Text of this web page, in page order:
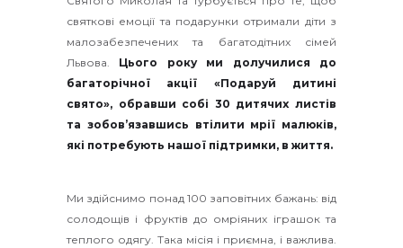
святкові емоції та подарунки отримали діти з
малозабезпечених та багатодітних сімей
Львова. Цього року ми долучилися до
багаторічної акції «Подаруй дитині
свято», обравши собі 30 дитячих листів
та зобов’язавшись втілити мрії малюків,
які потребують нашої підтримки, в життя.
Ми здійснимо понад 100 заповітних бажань: від
солодощів і фруктів до омріяних іграшок та
теплого одягу. Така місія і приємна, і важлива.